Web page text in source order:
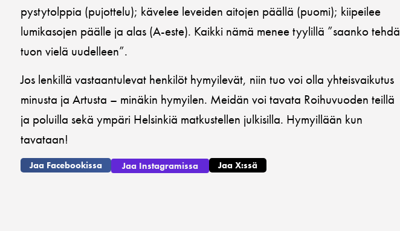
pystytolppia (pujottelu); kävelee leveiden aitojen päällä (puomi); kiipeilee
lumikasojen päälle ja alas (A-este). Kaikki nämä menee tyylillä ”saanko tehdä
tuon vielä uudelleen”.
Jos lenkillä vastaantulevat henkilöt hymyilevät, niin tuo voi olla yhteisvaikutus
minusta ja Artusta – minäkin hymyilen. Meidän voi tavata Roihuvuoden teillä
ja poluilla sekä ympäri Helsinkiä matkustellen julkisilla. Hymyillään kun
tavataan!
Jaa Facebookissa Jaa Instagramissa Jaa X:ssä